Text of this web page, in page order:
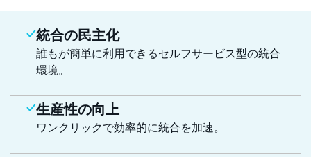
統合の民主化
誰もが簡単に利用できるセルフサービス型の統合
環境。
生産性の向上
ワンクリックで効率的に統合を加速。